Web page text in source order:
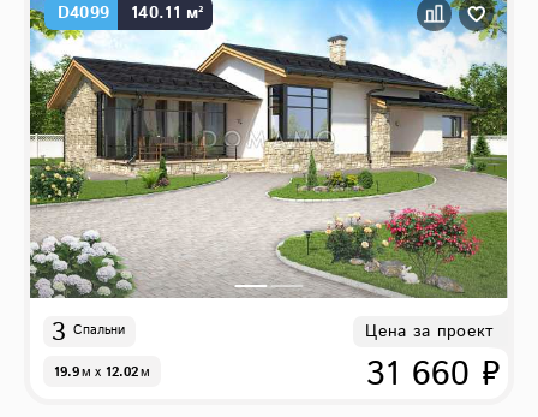
D4099 140.11 м²
3 Спальни
19.9м x 12.02м
Цена за проект
31 660 ₽